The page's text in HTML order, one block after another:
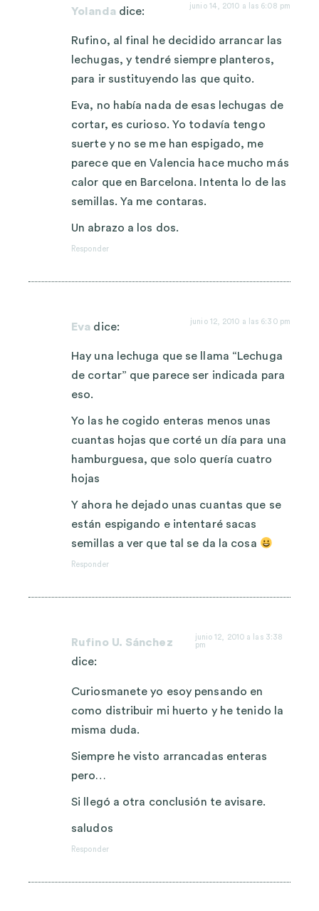
Yolanda dice: junio 14, 2010 a las 6:08 pm
Rufino, al final he decidido arrancar las
lechugas, y tendré siempre planteros,
para ir sustituyendo las que quito.
Eva, no había nada de esas lechugas de
cortar, es curioso. Yo todavía tengo
suerte y no se me han espigado, me
parece que en Valencia hace mucho más
calor que en Barcelona. Intenta lo de las
semillas. Ya me contaras.
Un abrazo a los dos.
Responder
Eva dice: junio 12, 2010 a las 6:30 pm
Hay una lechuga que se llama “Lechuga
de cortar” que parece ser indicada para
eso.
Yo las he cogido enteras menos unas
cuantas hojas que corté un día para una
hamburguesa, que solo quería cuatro
hojas
Y ahora he dejado unas cuantas que se
están espigando e intentaré sacas
semillas a ver que tal se da la cosa
Responder
Rufino U. Sánchez
dice:
junio 12, 2010 a las 3:38
pm
Curiosmanete yo esoy pensando en
como distribuir mi huerto y he tenido la
misma duda.
Siempre he visto arrancadas enteras
pero…
Si llegó a otra conclusión te avisare.
saludos
Responder